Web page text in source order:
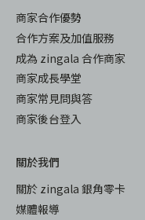
商家合作優勢
合作方案及加值服務
成為 zingala 合作商家
商家成長學堂
商家常見問與答
商家後台登入
關於我們
關於 zingala 銀角零卡
媒體報導